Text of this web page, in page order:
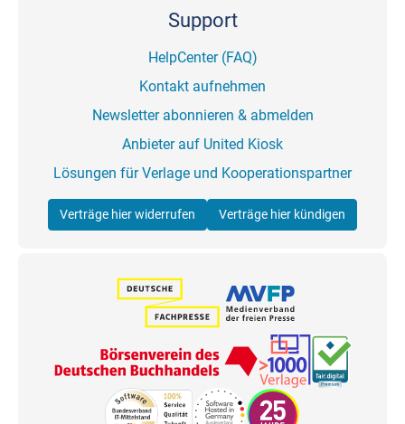
Support
HelpCenter (FAQ)
Kontakt aufnehmen
Newsletter abonnieren & abmelden
Anbieter auf United Kiosk
Lösungen für Verlage und Kooperationspartner
Verträge hier widerrufen Verträge hier kündigen